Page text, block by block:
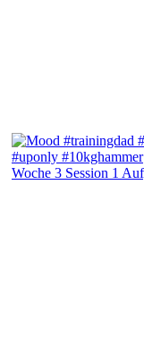
Woche 3 Session 1